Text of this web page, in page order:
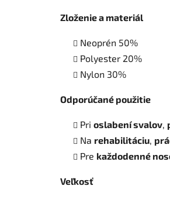
Zloženie a materiál
Neoprén 50%
Polyester 20%
Nylon 30%
Odporúčané použitie
Pri oslabení svalov,
Na rehabilitáciu,
Pre každodenné
Veľkosť